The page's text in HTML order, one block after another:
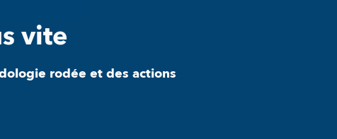
vite
rodée et des actions